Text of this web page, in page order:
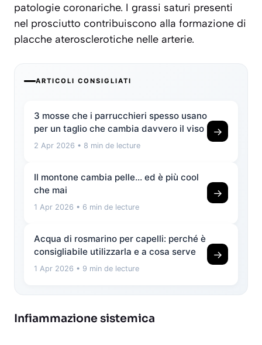
patologie coronariche. I grassi saturi presenti
nel prosciutto contribuiscono alla formazione di
placche aterosclerotiche nelle arterie.
ARTICOLI CONSIGLIATI
3 mosse che i parrucchieri spesso usano
per un taglio che cambia davvero il viso
2 Apr 2026 • 8 min de lecture
→
Il montone cambia pelle… ed è più cool
che mai
1 Apr 2026 • 6 min de lecture
→
Acqua di rosmarino per capelli: perché è
consigliabile utilizzarla e a cosa serve
1 Apr 2026 • 9 min de lecture
→
Infiammazione sistemica